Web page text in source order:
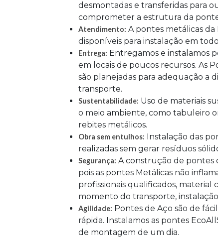
desmontadas e transferidas para
comprometer a estrutura da
Atendimento: A pontes metálicas da
disponíveis para instalação em
Entrega: Entregamos e instalamos
em locais de poucos recursos. As
são planejadas para adequação a
transporte.
Sustentabilidade: Uso de materiais
o meio ambiente, como tabuleiro
rebites metálicos.
Obra sem entulhos:
Instalação das
realizadas sem gerar resíduos
Segurança: A construção de pontes
pois as pontes Metálicas não
profissionais qualificados, material
momento do transporte,
Agilidade: Pontes de Aço são de
rápida. Instalamos as pontes
de montagem de um dia.